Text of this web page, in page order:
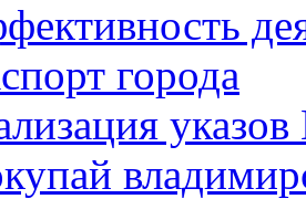
города